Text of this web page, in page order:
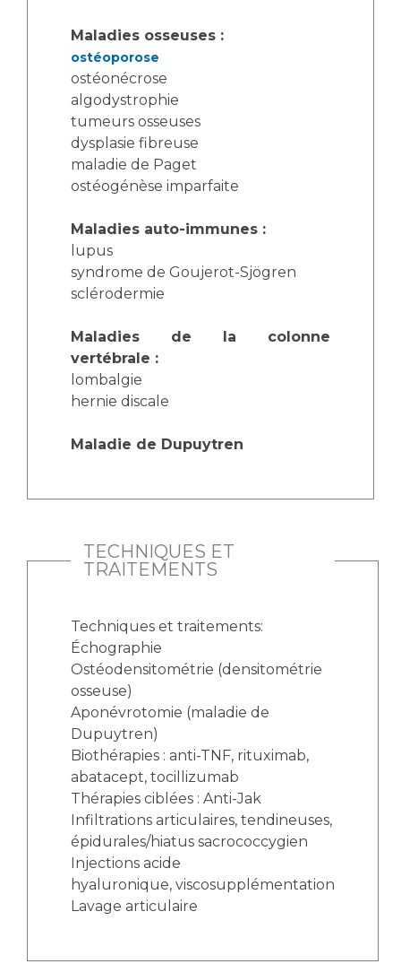
Maladies osseuses :
ostéoporose
ostéonécrose
algodystrophie
tumeurs osseuses
dysplasie fibreuse
maladie de Paget
ostéogénèse imparfaite
Maladies auto-immunes :
lupus
syndrome de Goujerot-Sjögren
sclérodermie
Maladies de la colonne
vertébrale :
lombalgie
hernie discale
Maladie de Dupuytren
TECHNIQUES ET
TRAITEMENTS
Techniques et traitements:
Échographie
Ostéodensitométrie (densitométrie
osseuse)
Aponévrotomie (maladie de
Dupuytren)
Biothérapies : anti-TNF, rituximab,
abatacept, tocillizumab
Thérapies ciblées : Anti-Jak
Infiltrations articulaires, tendineuses,
épidurales/hiatus sacrococcygien
Injections acide
hyaluronique, viscosupplémentation
Lavage articulaire